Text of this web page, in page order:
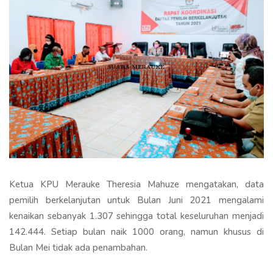
Ketua KPU Merauke Theresia Mahuze mengatakan, data
pemilih berkelanjutan untuk Bulan Juni 2021 mengalami
kenaikan sebanyak 1.307 sehingga total keseluruhan menjadi
142.444. Setiap bulan naik 1000 orang, namun khusus di
Bulan Mei tidak ada penambahan.